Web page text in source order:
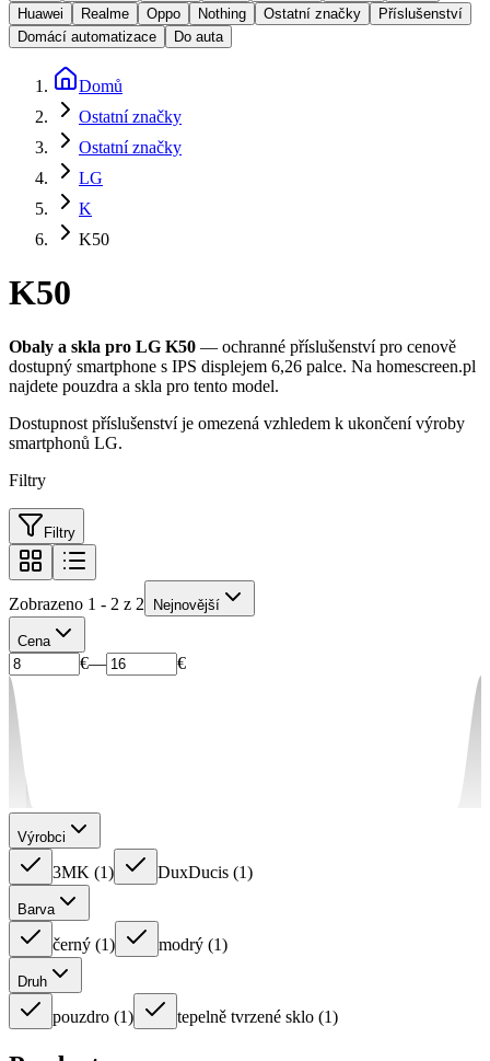
Huawei
Realme Oppo Nothing Ostatní značky
Příslušenství
Domácí automatizace
Do auta
Domů
Ostatní značky
Ostatní značky
LG
K
K50
K50
Obaly a skla pro LG K50 — ochranné příslušenství pro cenově
dostupný smartphone s IPS displejem 6,26 palce. Na homescreen.pl
najdete pouzdra a skla pro tento model.
Dostupnost příslušenství je omezená vzhledem k ukončení výroby
smartphonů LG.
Filtry
Filtry
Zobrazeno 1 - 2 z 2 Nejnovější
Cena
€— €
Výrobci
3MK (1) DuxDucis (1)
Barva
černý (1) modrý (1)
Druh
pouzdro (1) tepelně tvrzené sklo (1)